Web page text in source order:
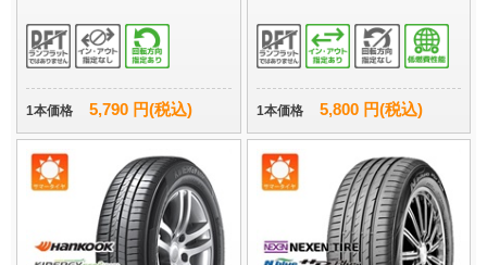
1本価格 5,790 円(税込) 1本価格 5,800 円(税込)